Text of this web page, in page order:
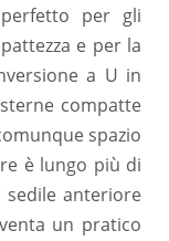
per gli
e per la
a U in
compatte
spazio
è lungo più di
sedile anteriore
un pratico